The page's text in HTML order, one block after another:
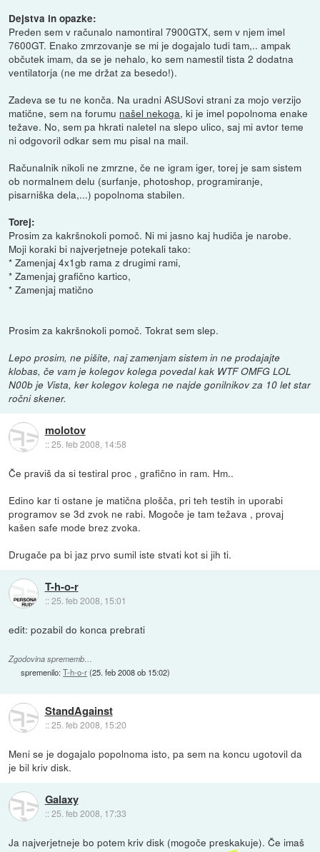
Dejstva in opazke:
Preden sem v računalo namontiral 7900GTX, sem v njem imel
7600GT. Enako zmrzovanje se mi je dogajalo tudi tam,.. ampak
občutek imam, da se je nehalo, ko sem namestil tista 2 dodatna
ventilatorja (ne me držat za besedo!).
Zadeva se tu ne konča. Na uradni ASUSovi strani za mojo verzijo
matične, sem na forumu našel nekoga, ki je imel popolnoma enake
težave. No, sem pa hkrati naletel na slepo ulico, saj mi avtor teme
ni odgovoril odkar sem mu pisal na mail.
Računalnik nikoli ne zmrzne, če ne igram iger, torej je sam sistem
ob normalnem delu (surfanje, photoshop, programiranje,
pisarniška dela,...) popolnoma stabilen.
Torej:
Prosim za kakršnokoli pomoč. Ni mi jasno kaj hudiča je narobe.
Moji koraki bi najverjetneje potekali tako:
* Zamenjaj 4x1gb rama z drugimi rami,
* Zamenjaj grafično kartico,
* Zamenjaj matično
Prosim za kakršnokoli pomoč. Tokrat sem slep.
Lepo prosim, ne pišite, naj zamenjam sistem in ne prodajajte
klobas, če vam je kolegov kolega povedal kak WTF OMFG LOL
N00b je Vista, ker kolegov kolega ne najde gonilnikov za 10 let star
ročni skener.
molotov
::25. feb 2008, 14:58
Če praviš da si testiral proc , grafično in ram. Hm..
Edino kar ti ostane je matična plošča, pri teh testih in uporabi
programov se 3d zvok ne rabi. Mogoče je tam težava , provaj
kašen safe mode brez zvoka.
Drugače pa bi jaz prvo sumil iste stvati kot si jih ti.
T-h-o-r
::25. feb 2008, 15:01
edit: pozabil do konca prebrati
Zgodovina sprememb…
spremenilo:T-h-o-r(25. feb 2008 ob 15:02)
StandAgainst
::25. feb 2008, 15:20
Meni se je dogajalo popolnoma isto, pa sem na koncu ugotovil da
je bil kriv disk.
Galaxy
::25. feb 2008, 17:33
Ja najverjetneje bo potem kriv disk (mogoče preskakuje). Če imaš